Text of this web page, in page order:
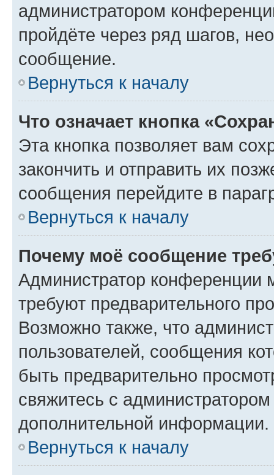
администратором
пройдёте через ряд шагов,
сообщение.
Вернуться к началу
Что означает кнопка
Эта кнопка позволяет вам
закончить и отправить их
сообщения перейдите в
Вернуться к началу
Почему моё сообщение
Администратор конференции
требуют предварительного
Возможно также, что
пользователей, сообщения
быть предварительно
свяжитесь с
дополнительной информации.
Вернуться к началу